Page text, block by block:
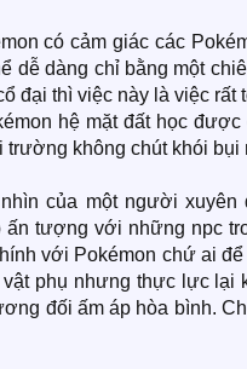
có cảm giác các
dễ dàng chỉ bằng một
đại thì việc này là việc
hệ mặt đất học
trường không chút khói bụi
của một người
tượng với những npc
với Pokémon chứ ai
phụ nhưng thực lực
đối ấm áp hòa bình.